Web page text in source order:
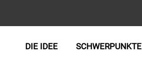
DIE IDEE SCHWERPUNKTE